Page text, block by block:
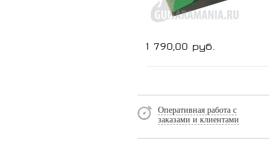
1 790,00 руб.
Оперативная работа с
заказами и клиентами